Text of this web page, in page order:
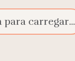
para carregar...